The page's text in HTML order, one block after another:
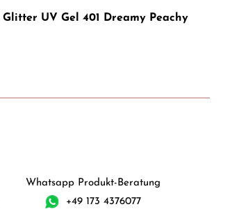
Glitter UV Gel 401 Dreamy Peachy
Whatsapp Produkt-Beratung
+49 173 4376077